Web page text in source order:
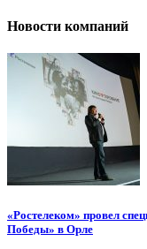
Новости компаний
«Ростелеком» провел
Победы» в Орле